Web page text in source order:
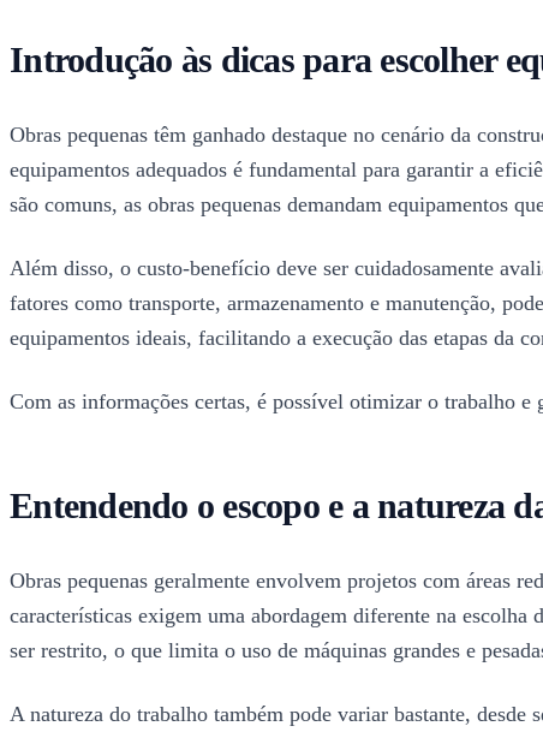
Introdução às dicas para escolher
Obras pequenas têm ganhado destaque no cenário da
equipamentos adequados é fundamental para garantir a
são comuns, as obras pequenas demandam equipamentos
Além disso, o custo-benefício deve ser cuidadosamente
fatores como transporte, armazenamento e manutenção,
equipamentos ideais, facilitando a execução das etapas da
Com as informações certas, é possível otimizar o trabalho
Entendendo o escopo e a natureza
Obras pequenas geralmente envolvem projetos com áreas
características exigem uma abordagem diferente na
ser restrito, o que limita o uso de máquinas grandes e
A natureza do trabalho também pode variar bastante,